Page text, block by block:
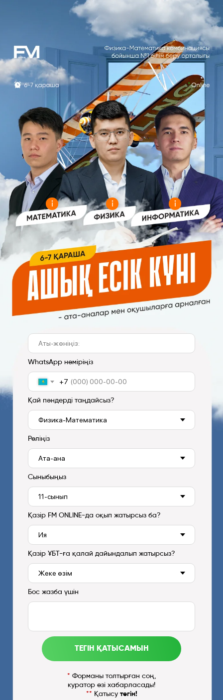
WhatsApp нөміріңіз
+7
Қай пәндерді таңдайсыз?
Рөліңіз
Сыныбыңыз
Қазір FM ONLINE-да оқып жатырсыз ба?
Қазір ҰБТ-ға қалай дайындалып жатырсыз?
Бос жазба үшін
ТЕГІН ҚАТЫСАМЫН
* Форманы толтырған соң,
куратор өзі хабарласады!
** Қатысутегін!